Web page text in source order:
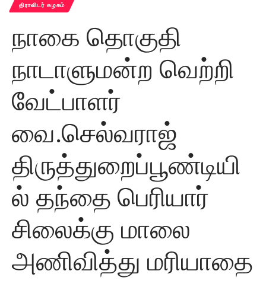
திராவிடர் கழகம்
நாகை தொகுதி
நாடாளுமன்ற வெற்றி
வேட்பாளர்
வை.செல்வராஜ்
திருத்துறைப்பூண்டியி
ல் தந்தை பெரியார்
சிலைக்கு மாலை
அணிவித்து மரியாதை